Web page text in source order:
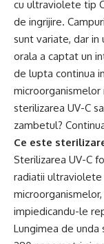
cu ultraviolete tip
de ingrijire.
sunt variate, dar in
orala a captat un
de lupta continua
sterilizarea UV-C
zambetul?
Ce este
Sterilizarea UV-C
radiatii
impiedicandu-le
Lungimea de unda